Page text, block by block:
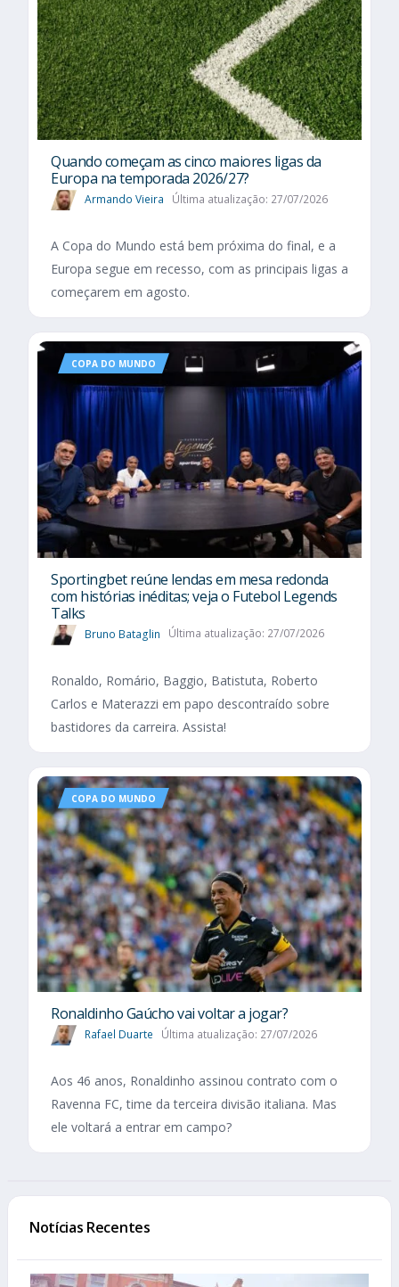
Quando começam as cinco maiores ligas da
Europa na temporada 2026/27?
Armando Vieira Última atualização: 27/07/2026
A Copa do Mundo está bem próxima do final, e a
Europa segue em recesso, com as principais ligas a
começarem em agosto.
COPA DO MUNDO
Sportingbet reúne lendas em mesa redonda
com histórias inéditas; veja o Futebol Legends
Talks
Bruno Bataglin Última atualização: 27/07/2026
Ronaldo, Romário, Baggio, Batistuta, Roberto
Carlos e Materazzi em papo descontraído sobre
bastidores da carreira. Assista!
COPA DO MUNDO
Ronaldinho Gaúcho vai voltar a jogar?
Rafael Duarte Última atualização: 27/07/2026
Aos 46 anos, Ronaldinho assinou contrato com o
Ravenna FC, time da terceira divisão italiana. Mas
ele voltará a entrar em campo?
Notícias Recentes